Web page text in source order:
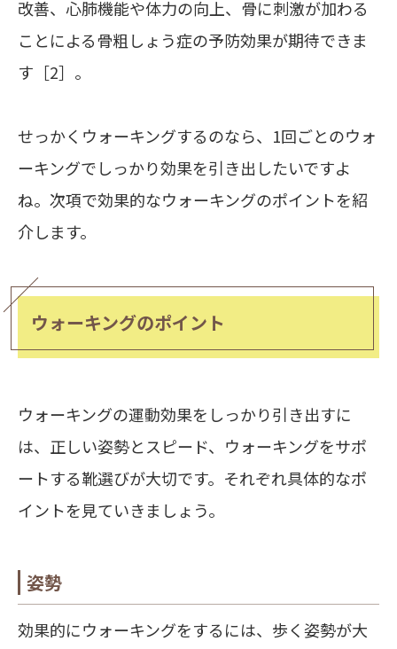
改善、 心肺機能や体力の向上、骨に刺激が加わる
ことによる骨粗しょう症の予防効果が期待できま
す［2］。
せっかくウォーキングするのなら、1回ごとのウォ
ーキングでしっかり効果を引き出したいですよ
ね。次項で効果的なウォーキングのポイントを紹
介します。
ウォーキングのポイント
ウォーキングの運動効果をしっかり引き出すに
は、正しい姿勢とスピード、ウォーキングをサポ
ートする靴選びが大切です。それぞれ具体的なポ
イントを見ていきましょう。
姿勢
効果的にウォーキングをするには、歩く姿勢が大